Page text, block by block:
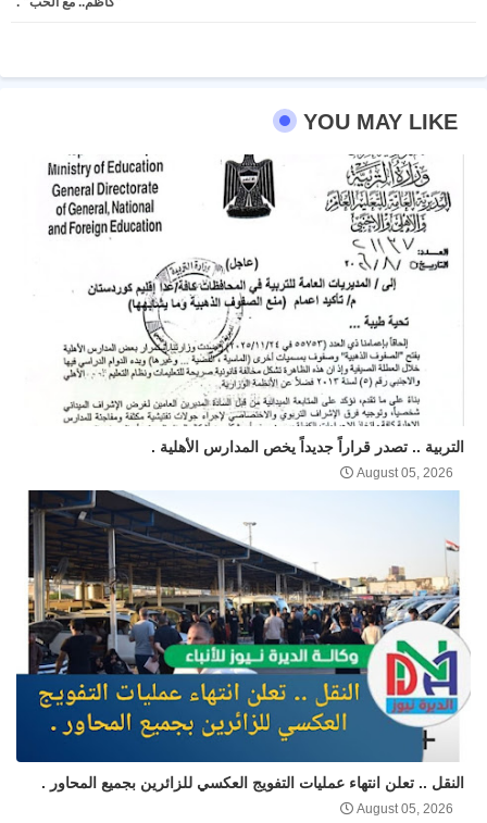
YOU MAY LIKE
التربية .. تصدر قراراً جديداً يخص المدارس الأهلية .
August 05, 2026
النقل .. تعلن انتهاء عمليات التفويج العكسي للزائرين بجميع المحاور .
August 05, 2026